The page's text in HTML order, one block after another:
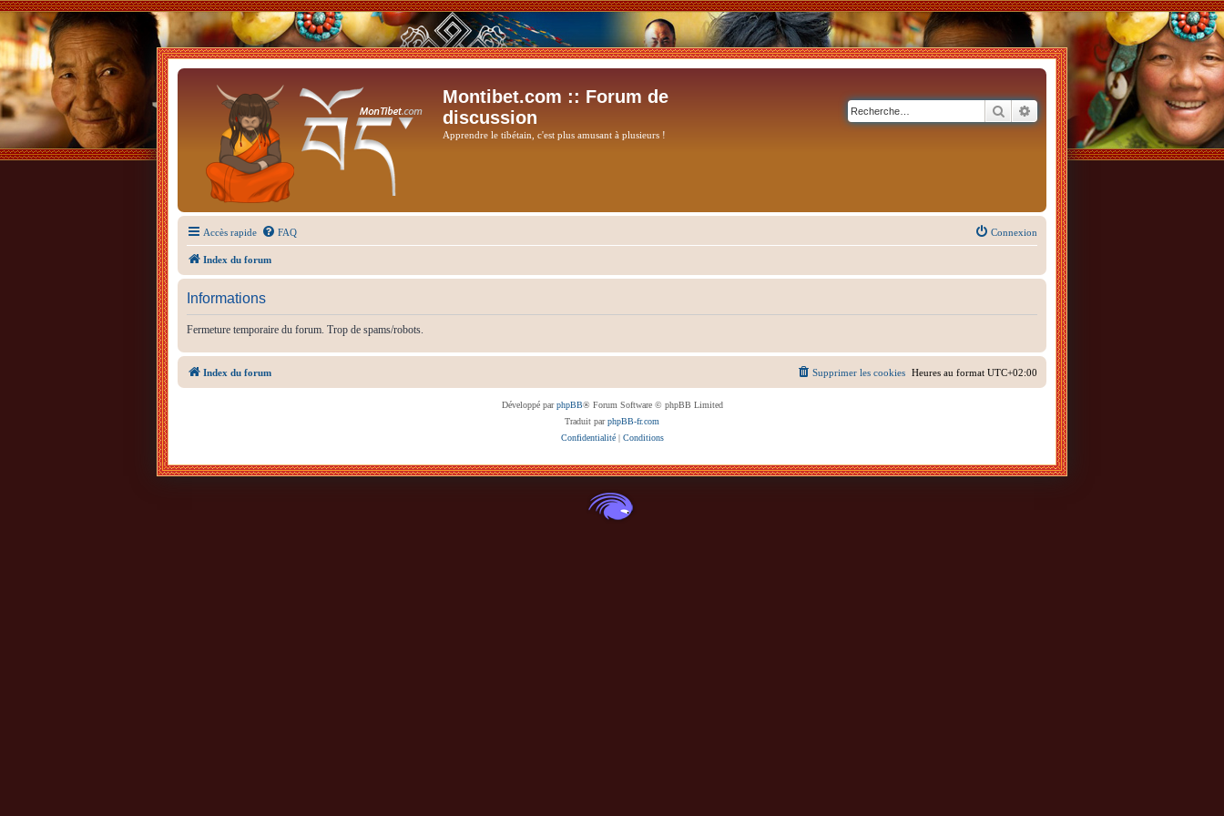
Montibet.com :: Forum de
discussion
Apprendre le tibétain, c'est plus amusant à plusieurs !
RechercherRecherche avancée
Accès rapide FAQ Connexion
Index du forum
Informations
Fermeture temporaire du forum. Trop de spams/robots.
Index du forum Heures au format UTC+02:00
Supprimer les cookies
Développé parphpBB® Forum Software © phpBB Limited
Traduit parphpBB-fr.com
Confidentialité| Conditions